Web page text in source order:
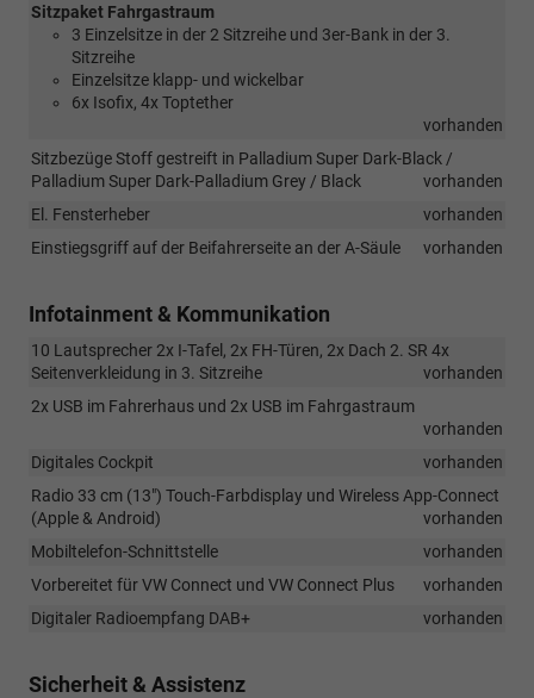
Sitzpaket Fahrgastraum
3 Einzelsitze in der 2 Sitzreihe und 3er-Bank in der 3.
Sitzreihe
Einzelsitze klapp- und wickelbar
6x Isofix, 4x Toptether
vorhanden
Sitzbezüge Stoff gestreift in Palladium Super Dark-Black /
Palladium Super Dark-Palladium Grey / Black
vorhanden
El. Fensterheber
vorhanden
Einstiegsgriff auf der Beifahrerseite an der A-Säule
vorhanden
Infotainment & Kommunikation
10 Lautsprecher 2x I-Tafel, 2x FH-Türen, 2x Dach 2. SR 4x
Seitenverkleidung in 3. Sitzreihe
vorhanden
2x USB im Fahrerhaus und 2x USB im Fahrgastraum
vorhanden
Digitales Cockpit
vorhanden
Radio 33 cm (13") Touch-Farbdisplay und Wireless App-Connect
(Apple & Android)
vorhanden
Mobiltelefon-Schnittstelle
vorhanden
Vorbereitet für VW Connect und VW Connect Plus
vorhanden
Digitaler Radioempfang DAB+
vorhanden
Sicherheit & Assistenz